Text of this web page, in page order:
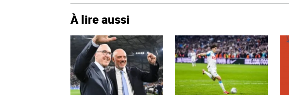
À lire aussi